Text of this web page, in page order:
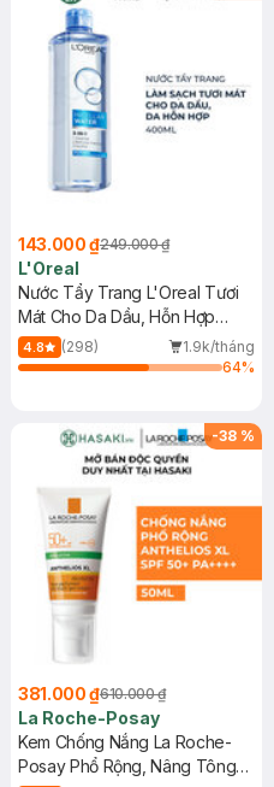
143.000 ₫249.000 ₫
L'Oreal
Nước Tẩy Trang L'Oreal Tươi
Mát Cho Da Dầu, Hỗn Hợp
400ml
4.8 (298)
1.9k/tháng
64%
-38 %
381.000 ₫610.000 ₫
La Roche-Posay
Kem Chống Nắng La Roche-
Posay Phổ Rộng, Nâng Tông